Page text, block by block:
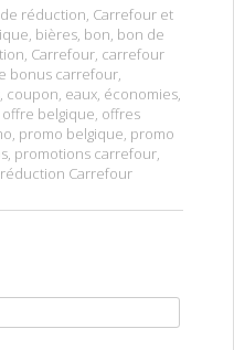
réduction, Carrefour et
, bières, bon, bon de
, Carrefour, carrefour
bonus carrefour,
, coupon, eaux, économies,
offre belgique, offres
, promo belgique, promo
, promotions carrefour,
réduction Carrefour